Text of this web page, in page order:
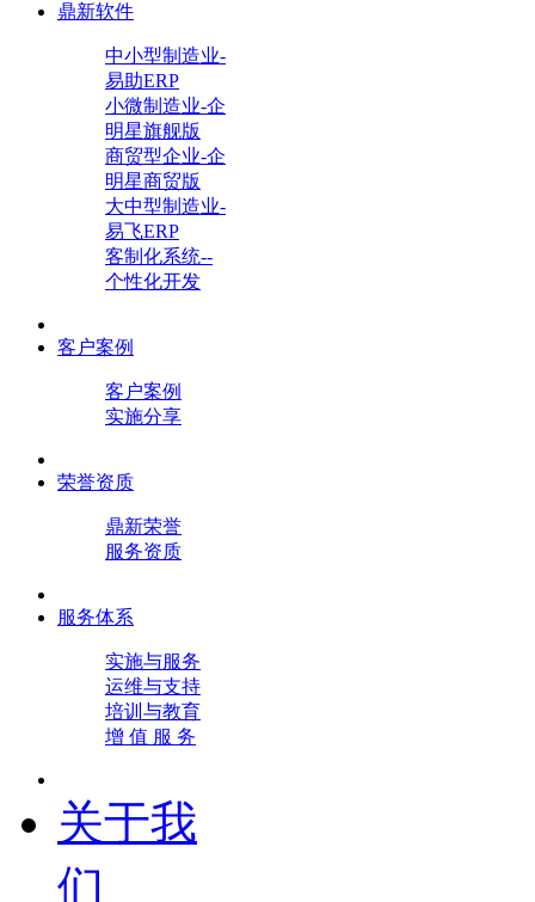
鼎新软件
中小型制造业-
易助ERP
小微制造业-企
明星旗舰版
商贸型企业-企
明星商贸版
大中型制造业-
易飞ERP
客制化系统--
个性化开发
客户案例
客户案例
实施分享
荣誉资质
鼎新荣誉
服务资质
服务体系
实施与服务
运维与支持
培训与教育
增 值 服 务
关于我
们